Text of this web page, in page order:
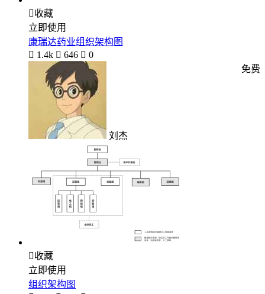
收藏
立即使用
康瑞达药业组织架构图
 1.4k  646  0
刘杰
免费
收藏
立即使用
组织架构图